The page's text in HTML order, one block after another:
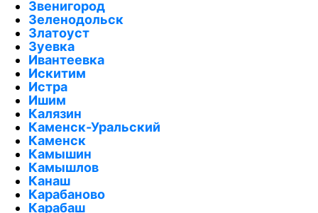
Звенигород
Зеленодольск
Златоуст
Зуевка
Ивантеевка
Искитим
Истра
Ишим
Калязин
Каменск-Уральский
Каменск
Камышин
Камышлов
Канаш
Карабаново
Карабаш